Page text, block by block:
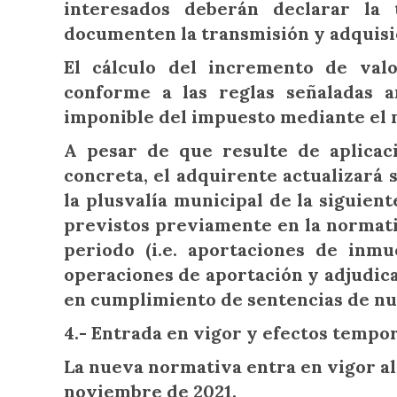
interesados deberán declarar
documenten la transmisión y
El cálculo del incremento de
conforme a las reglas señaladas
imponible del impuesto mediante el
A pesar de que resulte de
concreta, el adquirente actualizará
la plusvalía municipal de la
previstos previamente en la
periodo (i.e. aportaciones de
operaciones de aportación y
en cumplimiento de sentencias de
4.- Entrada en vigor y efectos
La nueva normativa entra en vigor
noviembre de 2021.